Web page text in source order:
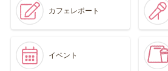
カフェレポート
イベント